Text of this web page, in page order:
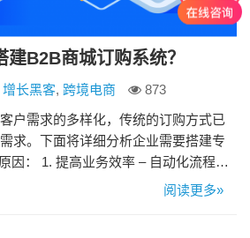
B2B商城订购系统？
增长黑客, 跨境电商
873
户需求的多样化，传统的订购方式已
求。下面将详细分析企业需要搭建专
因： 1. 提高业务效率 – 自动化流程：
减少人为错误并提高订购效率。 – 实
阅读更多»